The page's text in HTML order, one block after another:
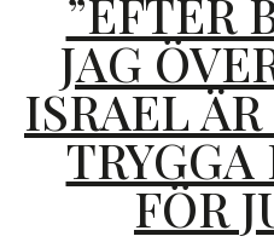
”EFTER
JAG
ISRAEL
TRYGGA
FÖR